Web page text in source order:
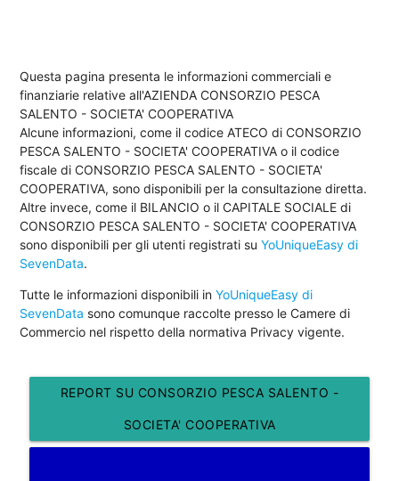
Questa pagina presenta le informazioni commerciali e
finanziarie relative all'AZIENDA CONSORZIO PESCA
SALENTO - SOCIETA' COOPERATIVA
Alcune informazioni, come il codice ATECO di CONSORZIO
PESCA SALENTO - SOCIETA' COOPERATIVA o il codice
fiscale di CONSORZIO PESCA SALENTO - SOCIETA'
COOPERATIVA, sono disponibili per la consultazione diretta.
Altre invece, come il BILANCIO o il CAPITALE SOCIALE di
CONSORZIO PESCA SALENTO - SOCIETA' COOPERATIVA
sono disponibili per gli utenti registrati suYoUniqueEasy di
SevenData.
Tutte le informazioni disponibili inYoUniqueEasy di
SevenData sono comunque raccolte presso le Camere di
Commercio nel rispetto della normativa Privacy vigente.
REPORT SU CONSORZIO PESCA SALENTO -
SOCIETA' COOPERATIVA